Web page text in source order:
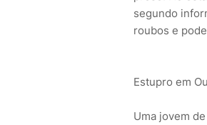
segundo
roubos e
Estupro em
Uma jovem